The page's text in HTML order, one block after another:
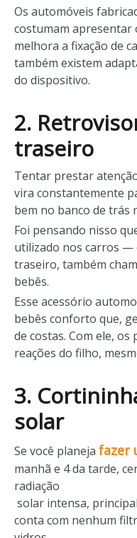
Os automóveis
costumam apresentar
melhora a fixação de
também existem
do dispositivo.
2.
traseiro
Tentar prestar
vira constantemente
bem no banco de trás
Foi pensando nisso
utilizado nos carros
traseiro, também
bebês.
Esse acessório
bebês conforto que,
de costas. Com ele,
reações do filho,
3.
solar
Se você planeja fazer
manhã e 4 da tarde,
radiação
solar intensa,
conta com nenhum